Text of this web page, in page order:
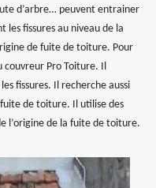
d’arbre… peuvent entrainer
fissures au niveau de la
de fuite de toiture. Pour
Pro Toiture. Il
fissures. Il recherche aussi
fuite de toiture. Il utilise des
l’origine de la fuite de toiture.